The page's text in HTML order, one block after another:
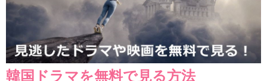
韓国ドラマを無料で見る方法